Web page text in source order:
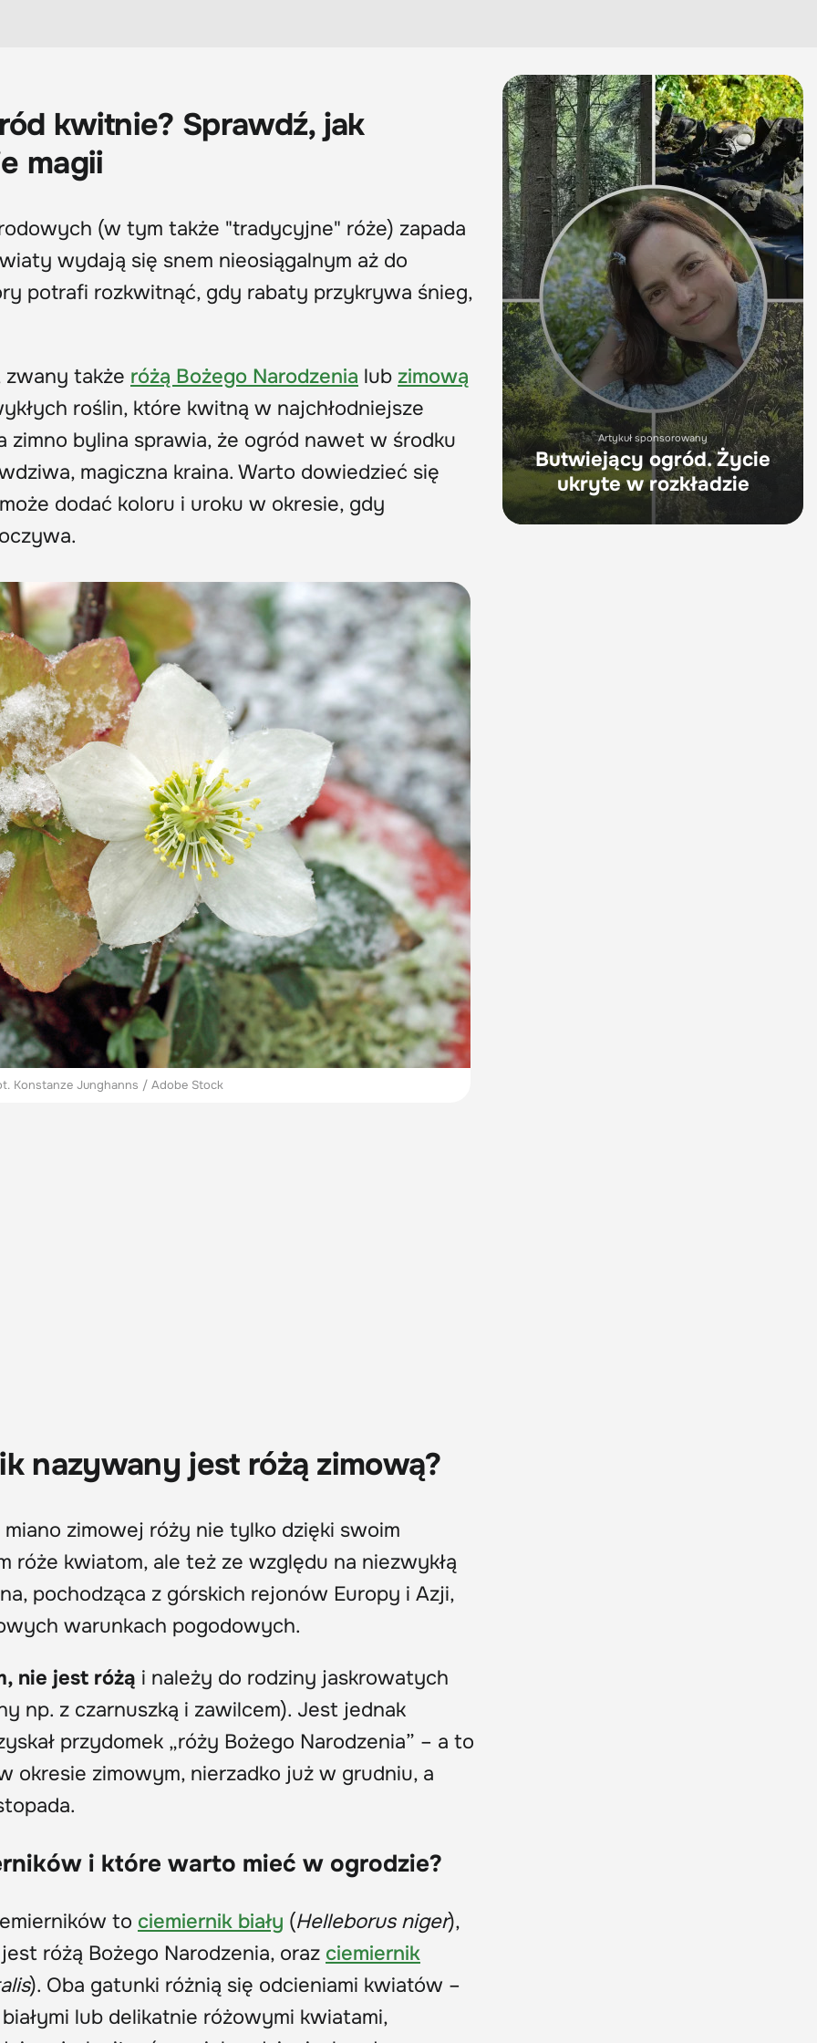
kwitnie? Sprawdź, jak
magii
(w tym także "tradycyjne" róże) zapada
wydają się snem nieosiągalnym aż do
potrafi rozkwitnąć, gdy rabaty przykrywa śnieg,
zwany także różą Bożego Narodzenia lub zimową
roślin, które kwitną w najchłodniejsze
zimno bylina sprawia, że ogród nawet w środku
magiczna kraina. Warto dowiedzieć się
dodać koloru i uroku w okresie, gdy
Konstanze Junghanns / Adobe Stock
nazywany jest różą zimową?
miano zimowej róży nie tylko dzięki swoim
róże kwiatom, ale też ze względu na niezwykłą
pochodząca z górskich rejonów Europy i Azji,
warunkach pogodowych.
nie jest różą i należy do rodziny jaskrowatych
np. z czarnuszką i zawilcem). Jest jednak
przydomek „róży Bożego Narodzenia” – a to
okresie zimowym, nierzadko już w grudniu, a
i które warto mieć w ogrodzie?
to ciemiernik biały (Helleborus niger),
różą Bożego Narodzenia, oraz ciemiernik
). Oba gatunki różnią się odcieniami kwiatów –
lub delikatnie różowymi kwiatami,
Artykuł sponsorowany
Butwiejący ogród. Życie
ukryte w rozkładzie